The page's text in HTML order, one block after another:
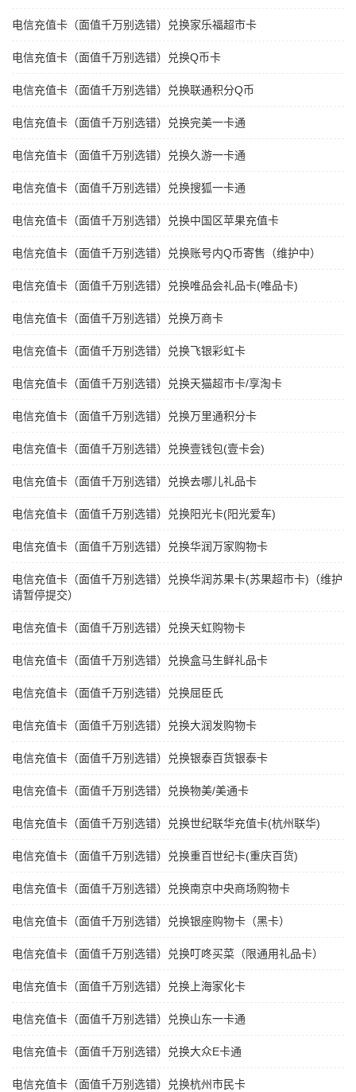
电信充值卡（面值千万别选错）兑换家乐福超市卡
电信充值卡（面值千万别选错）兑换Q币卡
电信充值卡（面值千万别选错）兑换联通积分Q币
电信充值卡（面值千万别选错）兑换完美一卡通
电信充值卡（面值千万别选错）兑换久游一卡通
电信充值卡（面值千万别选错）兑换搜狐一卡通
电信充值卡（面值千万别选错）兑换中国区苹果充值卡
电信充值卡（面值千万别选错）兑换账号内Q币寄售（维护中）
电信充值卡（面值千万别选错）兑换唯品会礼品卡(唯品卡)
电信充值卡（面值千万别选错）兑换万商卡
电信充值卡（面值千万别选错）兑换飞银彩虹卡
电信充值卡（面值千万别选错）兑换天猫超市卡/享淘卡
电信充值卡（面值千万别选错）兑换万里通积分卡
电信充值卡（面值千万别选错）兑换壹钱包(壹卡会)
电信充值卡（面值千万别选错）兑换去哪儿礼品卡
电信充值卡（面值千万别选错）兑换阳光卡(阳光爱车)
电信充值卡（面值千万别选错）兑换华润万家购物卡
电信充值卡（面值千万别选错）兑换华润苏果卡(苏果超市卡)（维护
请暂停提交）
电信充值卡（面值千万别选错）兑换天虹购物卡
电信充值卡（面值千万别选错）兑换盒马生鲜礼品卡
电信充值卡（面值千万别选错）兑换屈臣氏
电信充值卡（面值千万别选错）兑换大润发购物卡
电信充值卡（面值千万别选错）兑换银泰百货银泰卡
电信充值卡（面值千万别选错）兑换物美/美通卡
电信充值卡（面值千万别选错）兑换世纪联华充值卡(杭州联华)
电信充值卡（面值千万别选错）兑换重百世纪卡(重庆百货)
电信充值卡（面值千万别选错）兑换南京中央商场购物卡
电信充值卡（面值千万别选错）兑换银座购物卡（黑卡）
电信充值卡（面值千万别选错）兑换叮咚买菜（限通用礼品卡）
电信充值卡（面值千万别选错）兑换上海家化卡
电信充值卡（面值千万别选错）兑换山东一卡通
电信充值卡（面值千万别选错）兑换大众E卡通
电信充值卡（面值千万别选错）兑换杭州市民卡